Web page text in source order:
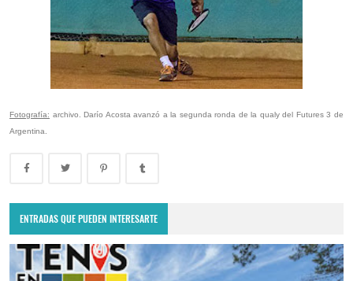
Fotografía: archivo. Darío Acosta avanzó a la segunda ronda de la qualy del Futures 3 de
Argentina.
ENTRADAS QUE PUEDEN INTERESARTE